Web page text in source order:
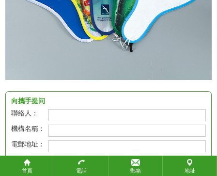
關於攜手
關於攜手
聯繫我們
常見問題
產品標準
物流方式
生產時間
向攜手提问
聯絡人：
機構名稱：
電郵地址：
聯絡電話：
首頁 電話 郵箱 地址